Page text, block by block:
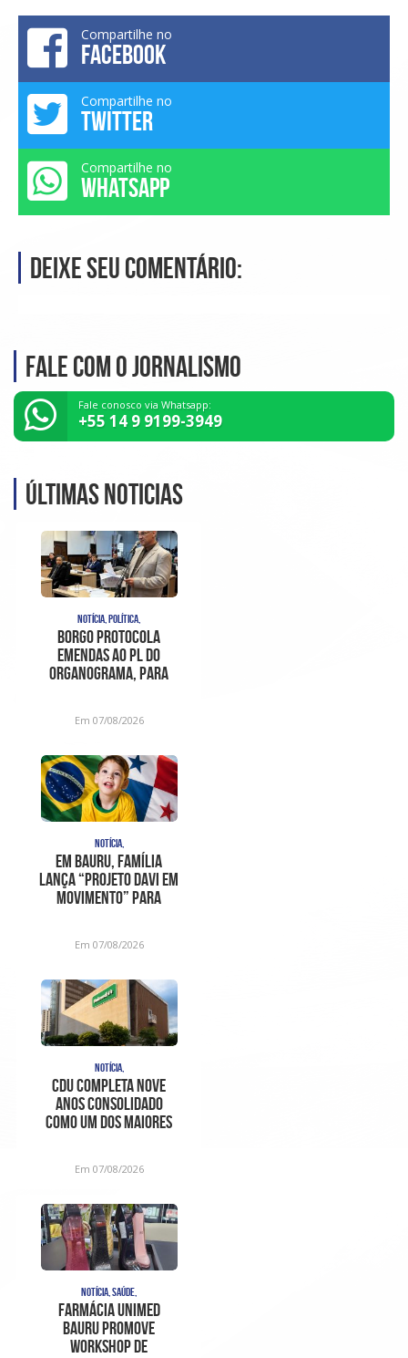
Compartilhe no
FACEBOOK
Compartilhe no
TWITTER
Compartilhe no
WHATSAPP
Deixe seu comentário:
Fale com o Jornalismo
Fale conosco via Whatsapp:
+55 14 9 9199-3949
Últimas noticias
NOTÍCIA, POLÍTICA,
Borgo protocola
emendas ao PL do
organograma, para
apont
Em 07/08/2026
NOTÍCIA,
Em Bauru, família
lança “Projeto Davi em
Movimento” para
Em 07/08/2026
NOTÍCIA,
CDU completa nove
anos consolidado
como um dos maiores
Em 07/08/2026
NOTÍCIA, SAÚDE,
Farmácia Unimed
Bauru promove
Workshop de